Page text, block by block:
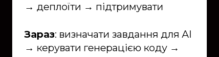
→ деплоїти → підтримувати
Зараз: визначати завдання для AI
→ керувати генерацією коду →